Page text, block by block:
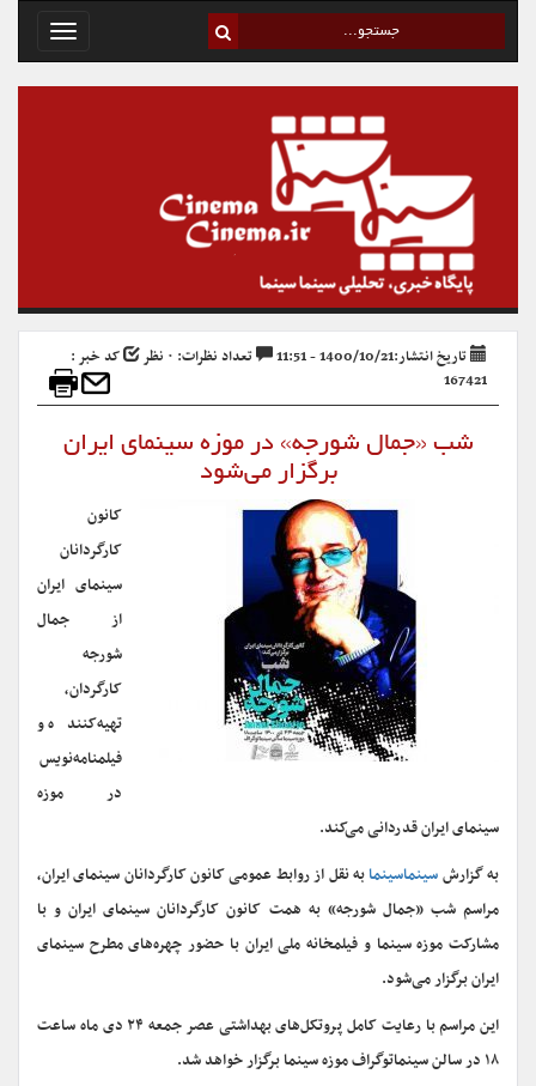
Toggle
تاریخ انتشار:1400/10/21 - 11:51 تعداد نظرات: ۰ نظر
کد خبر :
167421
شب «جمال شورجه» در موزه سینمای ایران
برگزار می‌شود
کانون
کارگردانان
سینمای ایران
از جمال
شورجه
کارگردان،
تهیه‌کننده و
فیلمنامه‌نویس
در موزه
سینمای ایران قدردانی می‌کند.
به گزارشسینماسینمابه نقل از روابط عمومی کانون کارگردانان سینمای ایران،
مراسم شب «جمال شورجه» به همت کانون کارگردانان سینمای ایران و با
مشارکت موزه سینما و فیلمخانه ملی ایران با حضور چهره‌های مطرح سینمای
ایران برگزار می‌شود.
این مراسم با رعایت کامل پروتکل‌های بهداشتی عصر جمعه ۲۴ دی ماه ساعت
۱۸ در سالن سینماتوگراف موزه سینما برگزار خواهد شد.